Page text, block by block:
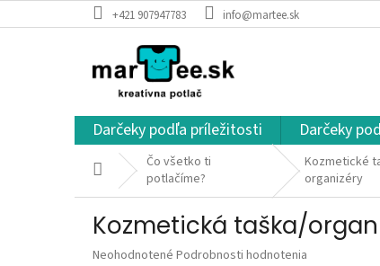
na
+421 907947783 info@martee.sk
Darčeky podľa príležitosti Darčeky
Domov Čo všetko ti
potlačíme?
Kozmetické
organizéry
Kozmetická taška/
Priemerné
Neohodnotené Podrobnosti hodnotenia